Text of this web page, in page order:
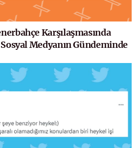
Karşılaşmasında
Medyanın Gündeminde